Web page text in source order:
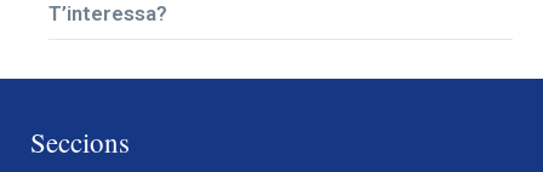
T’interessa?
Seccions